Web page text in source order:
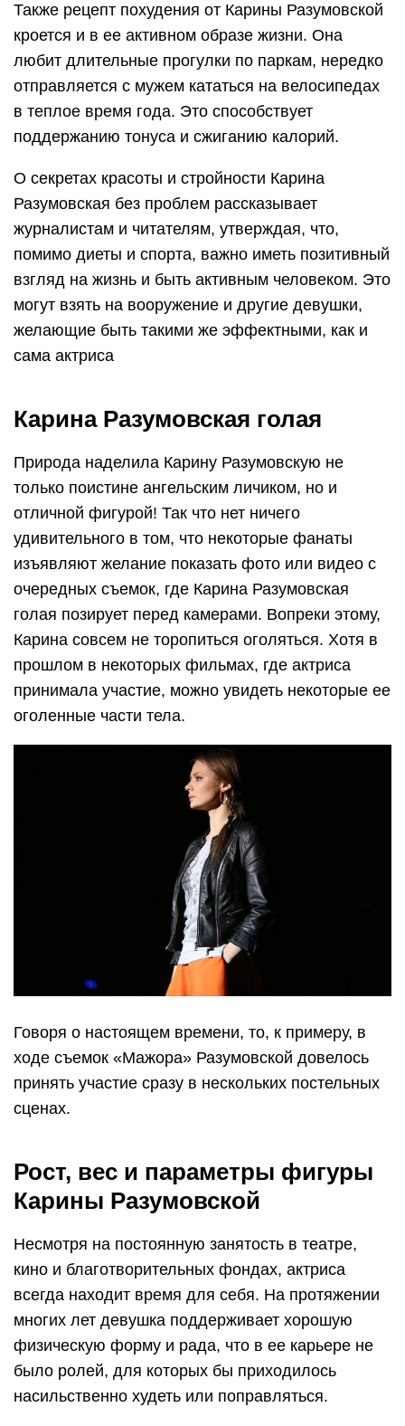
Также рецепт похудения от Карины Разумовской
кроется и в ее активном образе жизни. Она
любит длительные прогулки по паркам, нередко
отправляется с мужем кататься на велосипедах
в теплое время года. Это способствует
поддержанию тонуса и сжиганию калорий.
О секретах красоты и стройности Карина
Разумовская без проблем рассказывает
журналистам и читателям, утверждая, что,
помимо диеты и спорта, важно иметь позитивный
взгляд на жизнь и быть активным человеком. Это
могут взять на вооружение и другие девушки,
желающие быть такими же эффектными, как и
сама актриса
Карина Разумовская голая
Природа наделила Карину Разумовскую не
только поистине ангельским личиком, но и
отличной фигурой! Так что нет ничего
удивительного в том, что некоторые фанаты
изъявляют желание показать фото или видео с
очередных съемок, где Карина Разумовская
голая позирует перед камерами. Вопреки этому,
Карина совсем не торопиться оголяться. Хотя в
прошлом в некоторых фильмах, где актриса
принимала участие, можно увидеть некоторые ее
оголенные части тела.
Говоря о настоящем времени, то, к примеру, в
ходе съемок «Мажора» Разумовской довелось
принять участие сразу в нескольких постельных
сценах.
Рост, вес и параметры фигуры
Карины Разумовской
Несмотря на постоянную занятость в театре,
кино и благотворительных фондах, актриса
всегда находит время для себя. На протяжении
многих лет девушка поддерживает хорошую
физическую форму и рада, что в ее карьере не
было ролей, для которых бы приходилось
насильственно худеть или поправляться.